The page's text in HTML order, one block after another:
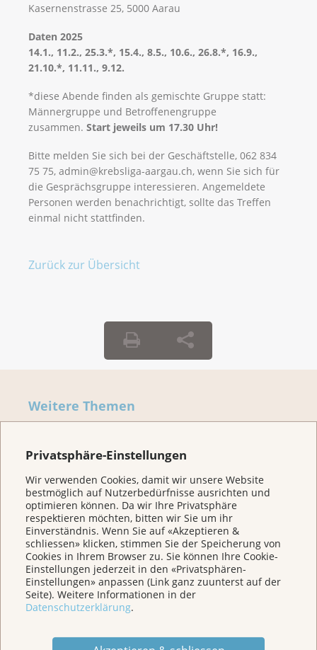
Privatsphäre-Einstellungen
Wir verwenden Cookies, damit wir unsere Website
bestmöglich auf Nutzerbedürfnisse ausrichten und
optimieren können. Da wir Ihre Privatsphäre
respektieren möchten, bitten wir Sie um ihr
Einverständnis. Wenn Sie auf «Akzeptieren &
schliessen» klicken, stimmen Sie der Speicherung von
Cookies in Ihrem Browser zu. Sie können Ihre Cookie-
Einstellungen jederzeit in den «Privatsphären-
Einstellungen» anpassen (Link ganz zuunterst auf der
Seite). Weitere Informationen in der
Datenschutzerklärung.
Kasernenstrasse 25, 5000 Aarau
Daten 2025
14.1., 11.2., 25.3.*, 15.4., 8.5., 10.6., 26.8.*, 16.9.,
21.10.*, 11.11., 9.12.
*diese Abende finden als gemischte Gruppe statt:
Männergruppe und Betroffenengruppe
zusammen. Start jeweils um 17.30 Uhr!
Bitte melden Sie sich bei der Geschäftstelle, 062 834
75 75, admin@krebsliga-aargau.ch, wenn Sie sich für
die Gesprächsgruppe interessieren. Angemeldete
Personen werden benachrichtigt, sollte das Treffen
einmal nicht stattfinden.
Zurück zur Übersicht
Weitere Themen
Home
Für Betroffene & Angehörige
Prävention
Veranstaltungen/ Podcasts/Links